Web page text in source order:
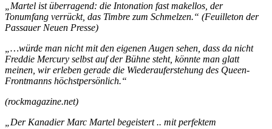
„Martel ist überragend: die Intonation fast makellos, der
Tonumfang verrückt, das Timbre zum Schmelzen.“ (Feuilleton der
Passauer Neuen Presse)
„…würde man nicht mit den eigenen Augen sehen, dass da nicht
Freddie Mercury selbst auf der Bühne steht, könnte man glatt
meinen, wir erleben gerade die Wiederauferstehung des Queen-
Frontmanns höchstpersönlich.“
(rockmagazine.net)
„Der Kanadier Marc Martel begeistert .. mit perfektem